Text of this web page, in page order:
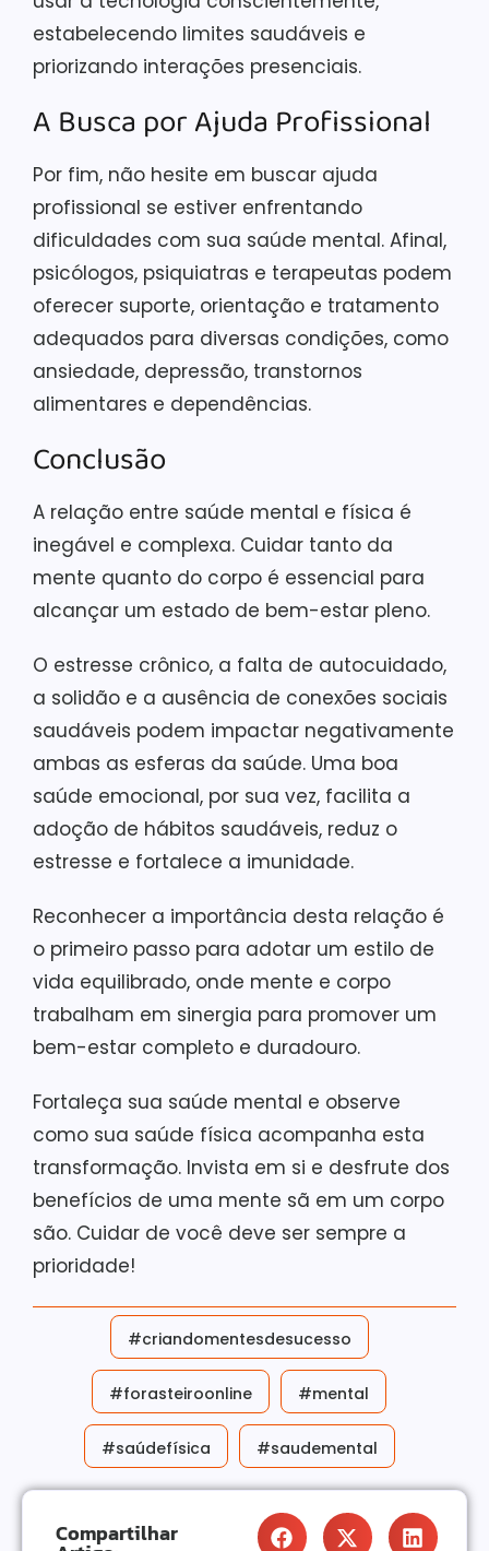
estabelecendo limites saudáveis e
priorizando interações presenciais.
A Busca por Ajuda Profissional
Por fim, não hesite em buscar ajuda
profissional se estiver enfrentando
dificuldades com sua saúde mental. Afinal,
psicólogos, psiquiatras e terapeutas podem
oferecer suporte, orientação e tratamento
adequados para diversas condições, como
ansiedade, depressão, transtornos
alimentares e dependências.
Conclusão
A relação entre saúde mental e física é
inegável e complexa. Cuidar tanto da
mente quanto do corpo é essencial para
alcançar um estado de bem-estar pleno.
O estresse crônico, a falta de autocuidado,
a solidão e a ausência de conexões sociais
saudáveis podem impactar negativamente
ambas as esferas da saúde. Uma boa
saúde emocional, por sua vez, facilita a
adoção de hábitos saudáveis, reduz o
estresse e fortalece a imunidade.
Reconhecer a importância desta relação é
o primeiro passo para adotar um estilo de
vida equilibrado, onde mente e corpo
trabalham em sinergia para promover um
bem-estar completo e duradouro.
Fortaleça sua saúde mental e observe
como sua saúde física acompanha esta
transformação. Invista em si e desfrute dos
benefícios de uma mente sã em um corpo
são. Cuidar de você deve ser sempre a
prioridade!
#criandomentesdesucesso
#forasteiroonline #mental
#saúdefísica #saudemental
Compartilhar